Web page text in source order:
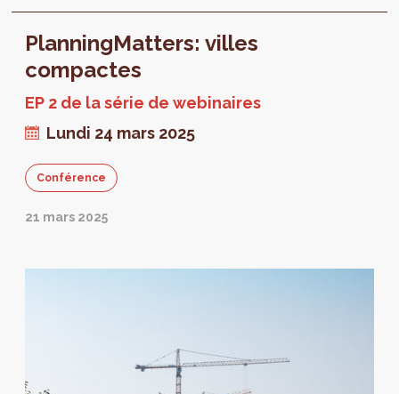
PlanningMatters: villes
compactes
EP 2 de la série de webinaires
Lundi 24 mars 2025
Conférence
21 mars 2025